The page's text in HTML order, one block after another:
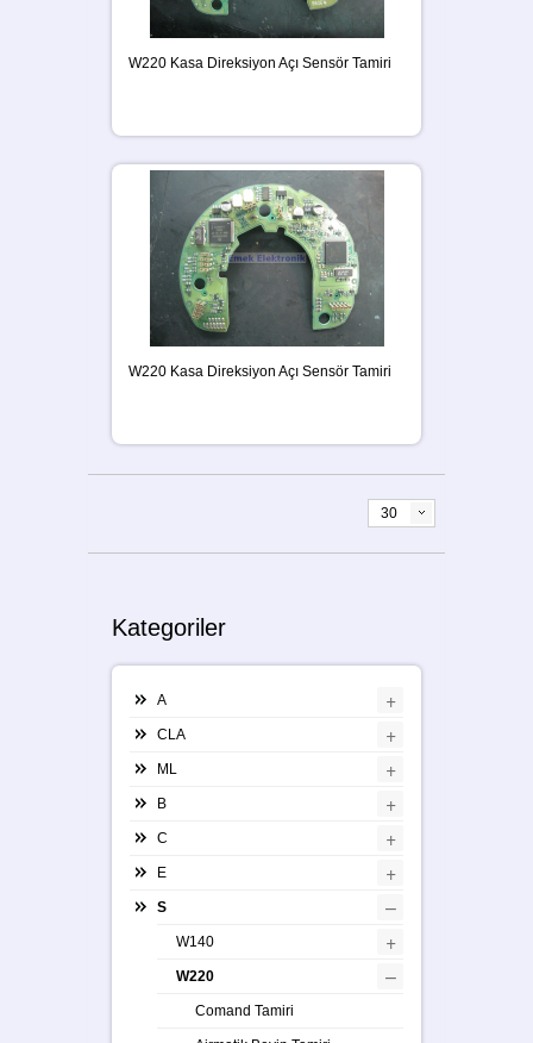
W220 Kasa Direksiyon Açı Sensör Tamiri
W220 Kasa Direksiyon Açı Sensör Tamiri
30
Kategoriler
A +
CLA +
ML +
B +
C +
E +
S –
W140 +
W220 –
Comand Tamiri